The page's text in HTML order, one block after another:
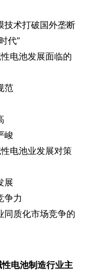
技术打破国外垄断
代”
电池发展面临的
范
峻
电池业发展对策
展
争力
同质化市场竞争的
电池制造行业主